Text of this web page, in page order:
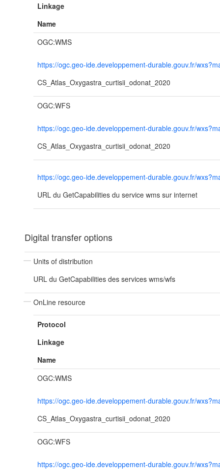
Linkage
Name
OGC:WMS
https://ogc.geo-ide.developpement-durable.gouv.fr/
CS_Atlas_Oxygastra_curtisii_odonat_2020
OGC:WFS
https://ogc.geo-ide.developpement-durable.gouv.fr/
CS_Atlas_Oxygastra_curtisii_odonat_2020
https://ogc.geo-ide.developpement-durable.gouv.fr/
URL du GetCapabilities du service wms sur internet
Digital transfer options
Units of distribution
URL du GetCapabilities des services wms/wfs
OnLine resource
Protocol
Linkage
Name
OGC:WMS
https://ogc.geo-ide.developpement-durable.gouv.fr/
CS_Atlas_Oxygastra_curtisii_odonat_2020
OGC:WFS
https://ogc.geo-ide.developpement-durable.gouv.fr/